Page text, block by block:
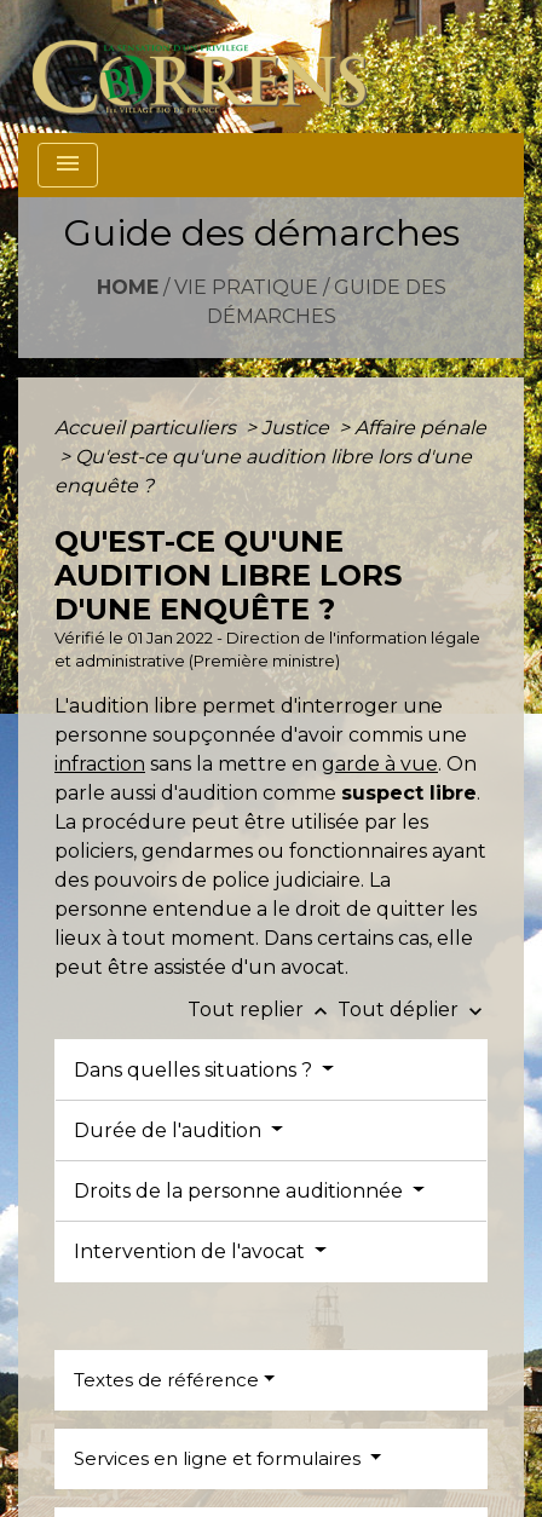
menu
Guide des démarches
HOME/ VIE PRATIQUE / GUIDE DES
DÉMARCHES
Accueil particuliers > Justice > Affaire pénale
> Qu'est-ce qu'une audition libre lors d'une
enquête ?
QU'EST-CE QU'UNE
AUDITION LIBRE LORS
D'UNE ENQUÊTE ?
Vérifié le 01 Jan 2022 - Direction de l'information légale
et administrative (Première ministre)
L'audition libre permet d'interroger une
personne soupçonnée d'avoir commis une
infraction sans la mettre en garde à vue. On
parle aussi d'audition comme suspect libre.
La procédure peut être utilisée par les
policiers, gendarmes ou fonctionnaires ayant
des pouvoirs de police judiciaire. La
personne entendue a le droit de quitter les
lieux à tout moment. Dans certains cas, elle
peut être assistée d'un avocat.
Tout replier keyboard_arrow_up Tout déplier keyboard_arrow_down
Dans quelles situations ?
Durée de l'audition
Droits de la personne auditionnée
Intervention de l'avocat
Textes de référence
Services en ligne et formulaires